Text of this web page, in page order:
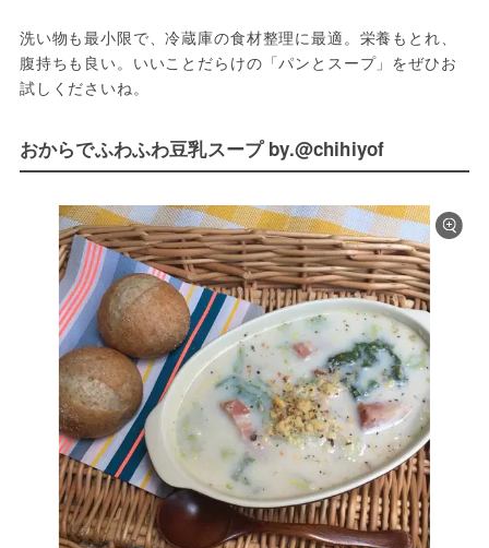
洗い物も最小限で、冷蔵庫の食材整理に最適。栄養もとれ、
腹持ちも良い。いいことだらけの「パンとスープ」をぜひお
試しくださいね。
おからでふわふわ豆乳スープ by.@chihiyof